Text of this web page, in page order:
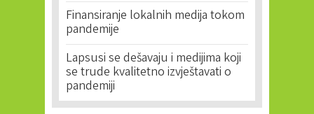
Finansiranje lokalnih medija tokom
pandemije
Lapsusi se dešavaju i medijima koji
se trude kvalitetno izvještavati o
pandemiji